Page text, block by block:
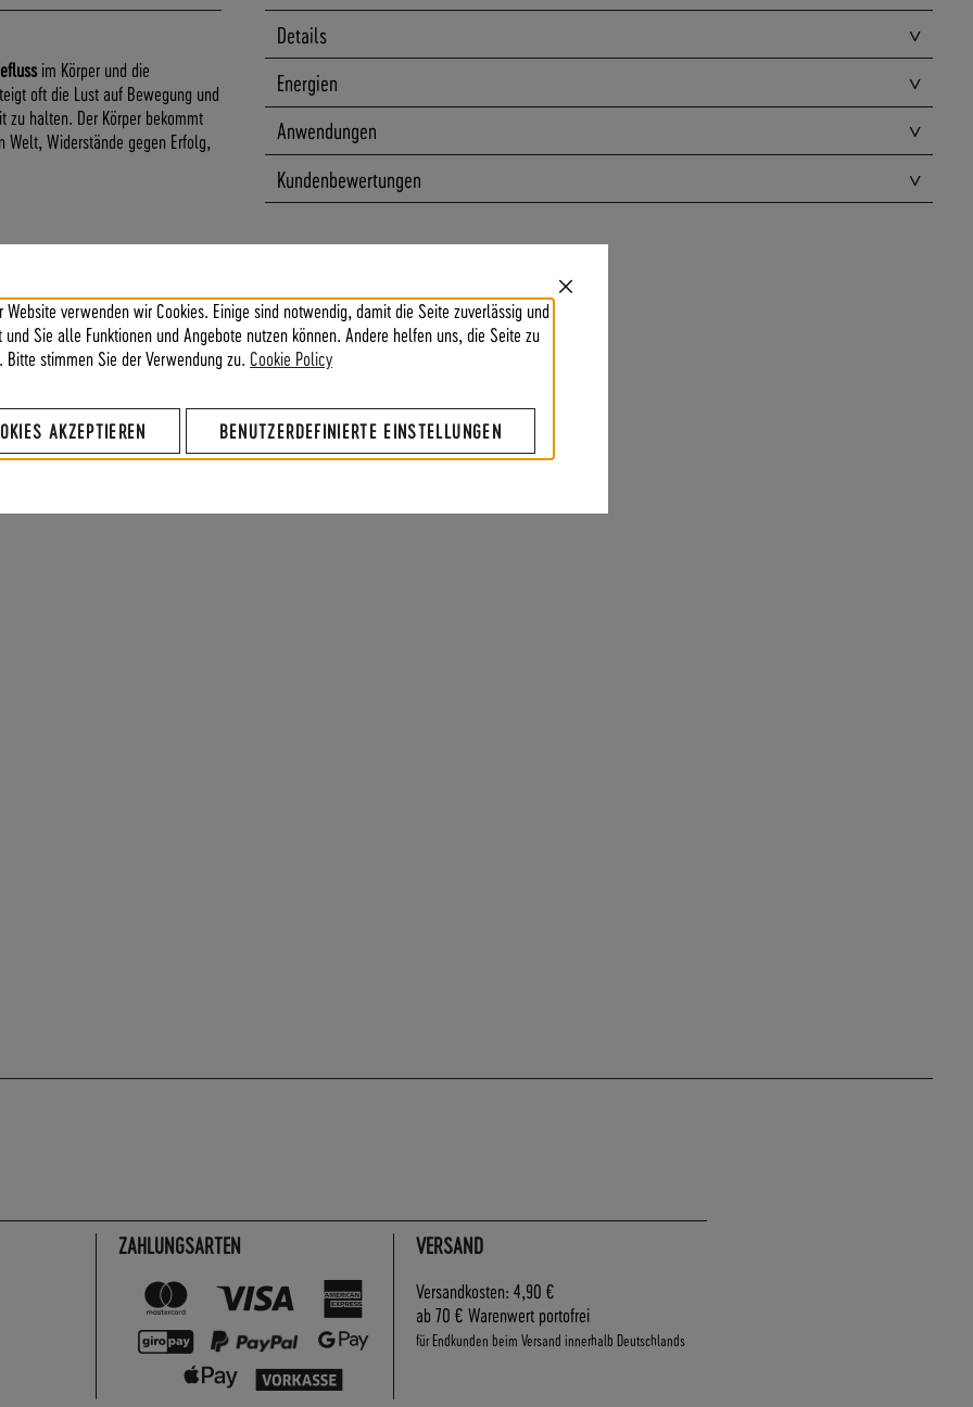
Close
Website verwenden wir Cookies. Einige sind notwendig, damit die Seite zuverlässig und
Sie alle Funktionen und Angebote nutzen können. Andere helfen uns, die Seite zu
Bitte stimmen Sie der Verwendung zu. Cookie Policy
AKZEPTIEREN BENUTZERDEFINIERTE EINSTELLUNGEN
im Körper und die
oft die Lust auf Bewegung und
zu halten. Der Körper bekommt
Welt, Widerstände gegen Erfolg,
Lebenswille,
Energiefluss Körperkraft,
Wurzeln, körperliche
stärken, Bewusstheit in
Lustfeindlichkeit,
Details
Energien
Anwendungen
Kundenbewertungen
ZAHLUNGSARTEN VERSAND
Versandkosten: 4,90 €
ab 70 € Warenwert portofrei
für Endkunden beim Versand innerhalb Deutschlands